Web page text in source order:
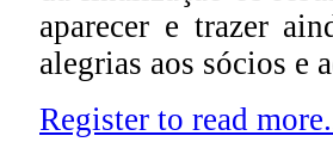
aparecer e trazer
alegrias aos sócios e
Register to read